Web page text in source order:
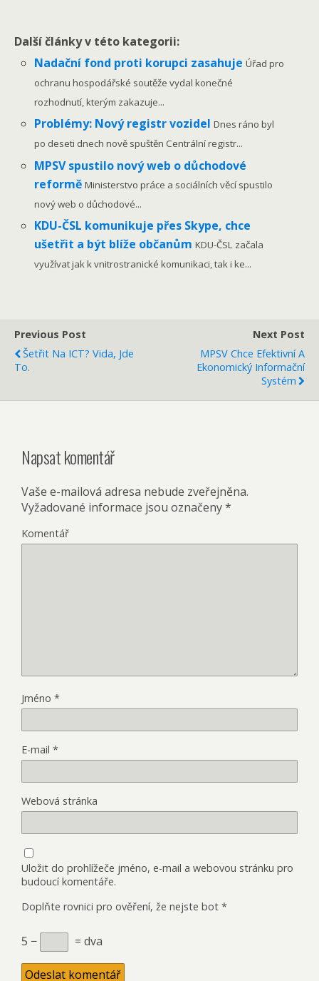
Další články v této kategorii:
Nadační fond proti korupci zasahujeÚřad pro
ochranu hospodářské soutěže vydal konečné
rozhodnutí, kterým zakazuje...
Problémy: Nový registr vozidelDnes ráno byl
po deseti dnech nově spuštěn Centrální registr...
MPSV spustilo nový web o důchodové
reforměMinisterstvo práce a sociálních věcí spustilo
nový web o důchodové...
KDU-ČSL komunikuje přes Skype, chce
ušetřit a být blíže občanůmKDU-ČSL začala
využívat jak k vnitrostranické komunikaci, tak i ke...
Previous Post
Šetřit Na ICT? Vida, Jde
To.
Next Post
MPSV Chce Efektivní A
Ekonomický Informační
Systém
Napsat komentář
Vaše e-mailová adresa nebude zveřejněna.
Vyžadované informace jsou označeny*
Komentář
Jméno *
E-mail *
Webová stránka
Uložit do prohlížeče jméno, e-mail a webovou stránku pro
budoucí komentáře.
Doplňte rovnici pro ověření, že nejste bot *
5 − = dva